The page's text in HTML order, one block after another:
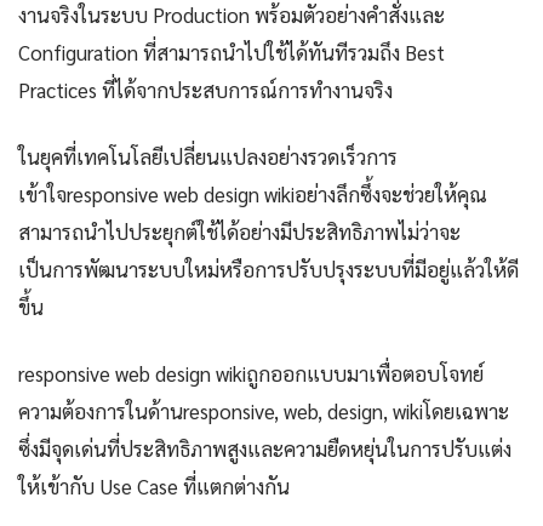
งานจริงในระบบ Production พร้อมตัวอย่างคำสั่งและ
Configuration ที่สามารถนำไปใช้ได้ทันทีรวมถึง Best
Practices ที่ได้จากประสบการณ์การทำงานจริง
ในยุคที่เทคโนโลยีเปลี่ยนแปลงอย่างรวดเร็วการ
เข้าใจresponsive web design wikiอย่างลึกซึ้งจะช่วยให้คุณ
สามารถนำไปประยุกต์ใช้ได้อย่างมีประสิทธิภาพไม่ว่าจะ
เป็นการพัฒนาระบบใหม่หรือการปรับปรุงระบบที่มีอยู่แล้วให้ดี
ขึ้น
responsive web design wikiถูกออกแบบมาเพื่อตอบโจทย์
ความต้องการในด้านresponsive, web, design, wikiโดยเฉพาะ
ซึ่งมีจุดเด่นที่ประสิทธิภาพสูงและความยืดหยุ่นในการปรับแต่ง
ให้เข้ากับ Use Case ที่แตกต่างกัน